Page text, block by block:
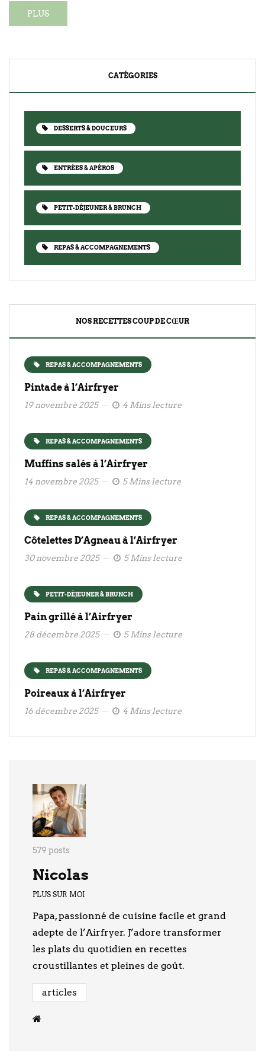
PLUS
CATÉGORIES
DESSERTS & DOUCEURS
ENTRÉES & APÉROS
PETIT-DÉJEUNER & BRUNCH
REPAS & ACCOMPAGNEMENTS
NOS RECETTES COUP DE CŒUR
REPAS & ACCOMPAGNEMENTS
Pintade à l’Airfryer
19 novembre 2025 4 Mins lecture
REPAS & ACCOMPAGNEMENTS
Muffins salés à l’Airfryer
14 novembre 2025 5 Mins lecture
REPAS & ACCOMPAGNEMENTS
Côtelettes D’Agneau à l’Airfryer
30 novembre 2025 5 Mins lecture
PETIT-DÉJEUNER & BRUNCH
Pain grillé à l’Airfryer
28 décembre 2025 5 Mins lecture
REPAS & ACCOMPAGNEMENTS
Poireaux à l’Airfryer
16 décembre 2025 4 Mins lecture
579 posts
Nicolas
PLUS SUR MOI
Papa, passionné de cuisine facile et grand
adepte de l’Airfryer. J’adore transformer
les plats du quotidien en recettes
croustillantes et pleines de goût.
articles